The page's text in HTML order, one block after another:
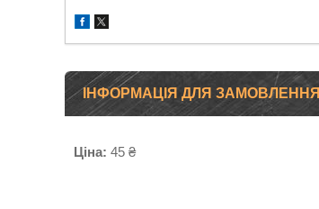
ІНФОРМАЦІЯ ДЛЯ ЗАМОВЛЕННЯ
Ціна: 45 ₴